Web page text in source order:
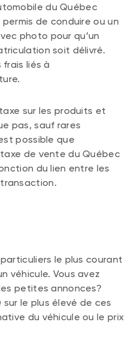
du Québec
permis de conduire ou un
photo pour qu’un
soit délivré.
frais liés à
sur les produits et
pas, sauf rares
possible que
de vente du Québec
du lien entre les
le plus courant
véhicule. Vous avez
petites annonces?
le plus élevé de ces
du véhicule ou le prix